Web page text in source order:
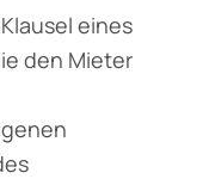
eines
den Mieter